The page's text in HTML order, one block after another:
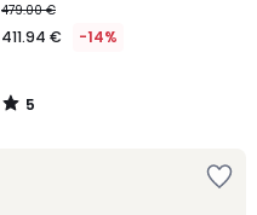
479.00 €
411.94 € -14%
5
/